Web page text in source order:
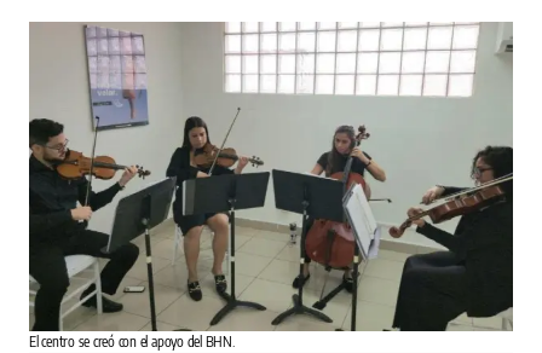
El centro se creó con el apoyo del BHN.